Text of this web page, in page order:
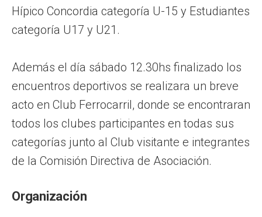
Hípico Concordia categoría U-15 y Estudiantes
categoría U17 y U21.
Además el día sábado 12.30hs finalizado los
encuentros deportivos se realizara un breve
acto en Club Ferrocarril, donde se encontraran
todos los clubes participantes en todas sus
categorías junto al Club visitante e integrantes
de la Comisión Directiva de Asociación.
Organización